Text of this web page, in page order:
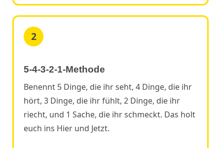
2
5-4-3-2-1-Methode
Benennt 5 Dinge, die ihr seht, 4 Dinge, die ihr
hört, 3 Dinge, die ihr fühlt, 2 Dinge, die ihr
riecht, und 1 Sache, die ihr schmeckt. Das holt
euch ins Hier und Jetzt.